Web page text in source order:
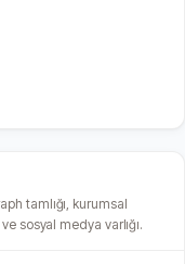
tamlığı, kurumsal
sosyal medya varlığı.